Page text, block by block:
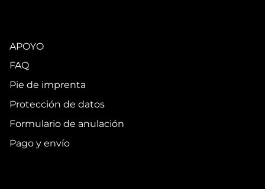
APOYO
FAQ
Pie de imprenta
Protección de datos
Formulario de anulación
Pago y envío